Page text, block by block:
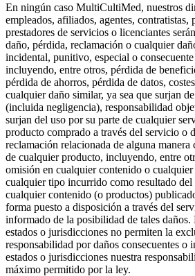
En ningún caso MultiCultiMed, nuestros
empleados, afiliados, agentes, contratistas,
prestadores de servicios o licenciantes
daño, pérdida, reclamación o cualquier
incidental, punitivo, especial o
incluyendo, entre otros, pérdida de
pérdida de ahorros, pérdida de datos,
cualquier daño similar, ya sea que surjan
(incluida negligencia), responsabilidad
surjan del uso por su parte de cualquier
producto comprado a través del servicio o
reclamación relacionada de alguna
de cualquier producto, incluyendo, entre
omisión en cualquier contenido o
cualquier tipo incurrido como resultado
cualquier contenido (o productos)
forma puesto a disposición a través del
informado de la posibilidad de tales daños.
estados o jurisdicciones no permiten la
responsabilidad por daños consecuentes o
estados o jurisdicciones nuestra
máximo permitido por la ley.